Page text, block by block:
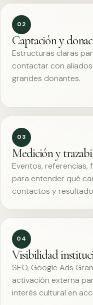
02
Captación y
Estructuras claras
contactar con
grandes donantes.
03
Medición y
Eventos, referencias,
para entender qué
contactos y
04
Visibilidad
SEO, Google Ads
activación externa
interés cultural en